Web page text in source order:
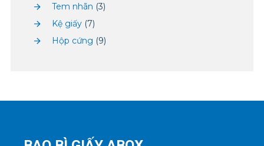
Tem nhãn (3)
Kệ giấy (7)
Hộp cứng (9)